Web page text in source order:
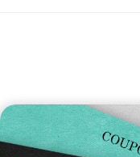
구매전 체크 포인트